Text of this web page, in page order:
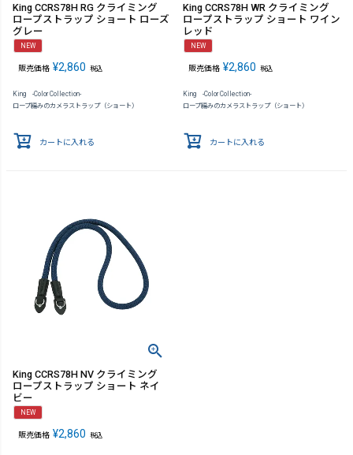
King CCRS78H RG クライミング
ロープストラップ ショート ローズ
グレー
NEW
販売価格 ¥2,860 税込
King -Color Collection-
ロープ編みのカメラストラップ（ショート）
カートに入れる
King CCRS78H WR クライミング
ロープストラップ ショート ワイン
レッド
NEW
販売価格 ¥2,860 税込
King -Color Collection-
ロープ編みのカメラストラップ（ショート）
カートに入れる
King CCRS78H NV クライミング
ロープストラップ ショート ネイ
ビー
NEW
販売価格 ¥2,860 税込